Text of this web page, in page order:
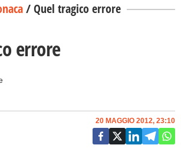
/Quel tragico errore
errore
20 MAGGIO 2012, 23:10